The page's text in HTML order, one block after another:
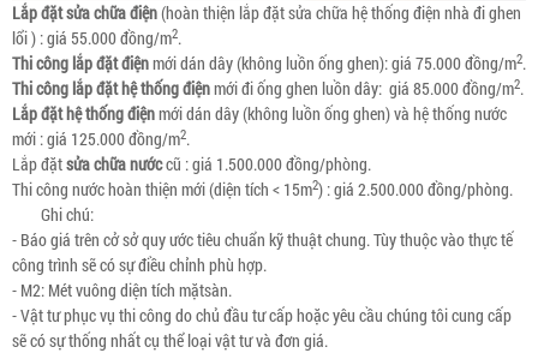
Lắp đặt sửa chữa điện(hoàn thiện lắp đặt sửa chữa hệ thống điện nhà đi ghen
lổi ) : giá 55.000 đồng/m2.
Thi công lắp đặt điệnmới dán dây (không luồn ống ghen): giá 75.000 đồng/m2.
Thi công lắp đặt hệ thống điệnmới đi ống ghen luồn dây: giá 85.000 đồng/m2.
Lắp đặt hệ thống điệnmới dán dây (không luồn ống ghen) và hệ thống nước
mới : giá 125.000 đồng/m2.
Lắp đặtsửa chữa nướccũ : giá 1.500.000 đồng/phòng.
Thi công nước hoàn thiện mới (diện tích < 15m2) : giá 2.500.000 đồng/phòng.
Ghi chú:
- Báo giá trên cở sở quy ước tiêu chuẩn kỹ thuật chung. Tùy thuộc vào thực tế
công trình sẽ có sự điều chỉnh phù hợp.
- M2: Mét vuông diện tích mặtsàn.
- Vật tư phục vụ thi công do chủ đầu tư cấp hoặc yêu cầu chúng tôi cung cấp
sẽ có sự thống nhất cụ thể loại vật tư và đơn giá.